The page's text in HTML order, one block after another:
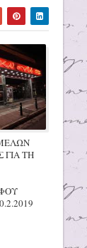
ΓΙΑ ΤΗ